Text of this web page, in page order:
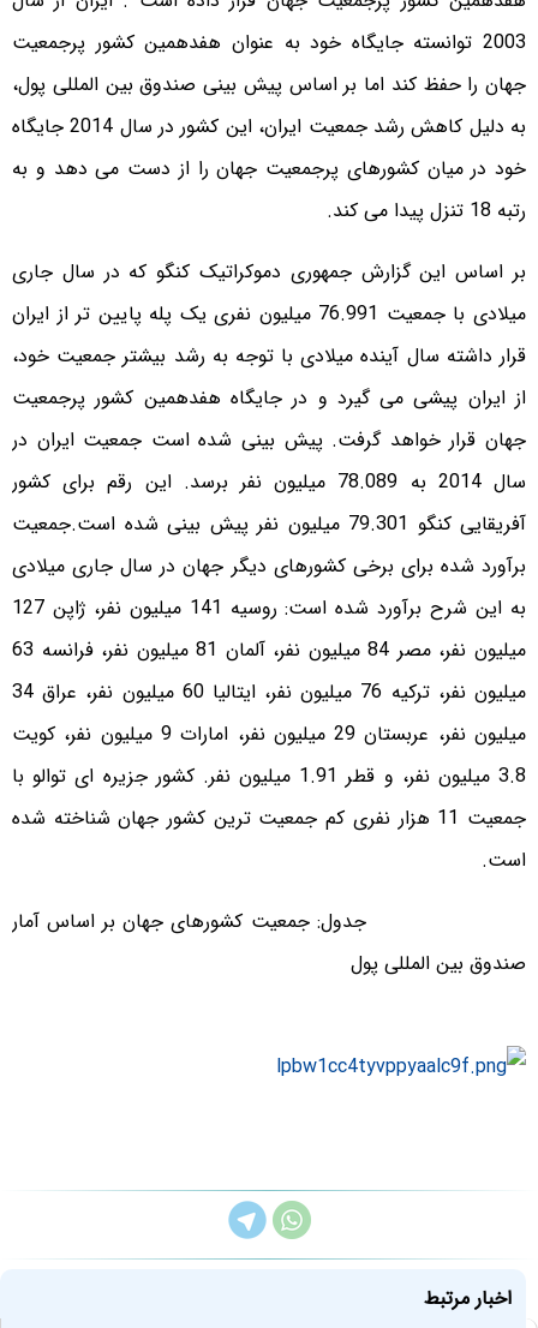
2003 توانسته جایگاه خود به عنوان هفدهمین کشور پرجمعیت
جهان را حفظ کند اما بر اساس پیش بینی صندوق بین المللی پول،
به دلیل کاهش رشد جمعیت ایران، این کشور در سال 2014 جایگاه
خود در میان کشورهای پرجمعیت جهان را از دست می دهد و به
رتبه 18 تنزل پیدا می کند.
بر اساس این گزارش جمهوری دموکراتیک کنگو که در سال جاری
میلادی با جمعیت 76.991 میلیون نفری یک پله پایین تر از ایران
قرار داشته سال آینده میلادی با توجه به رشد بیشتر جمعیت خود،
از ایران پیشی می گیرد و در جایگاه هفدهمین کشور پرجمعیت
جهان قرار خواهد گرفت. پیش بینی شده است جمعیت ایران در
سال 2014 به 78.089 میلیون نفر برسد. این رقم برای کشور
آفریقایی کنگو 79.301 میلیون نفر پیش بینی شده است.
جمعیت
برآورد شده برای برخی کشورهای دیگر جهان در سال جاری میلادی
به این شرح برآورد شده است: روسیه 141 میلیون نفر، ژاپن 127
میلیون نفر، مصر 84 میلیون نفر، آلمان 81 میلیون نفر، فرانسه 63
میلیون نفر، ترکیه 76 میلیون نفر، ایتالیا 60 میلیون نفر، عراق 34
میلیون نفر، عربستان 29 میلیون نفر، امارات 9 میلیون نفر، کویت
3.8 میلیون نفر،‌ و قطر 1.91 میلیون نفر.
کشور جزیره ای توالو با
جمعیت 11 هزار نفری کم جمعیت ترین کشور جهان شناخته شده
است.
جدول: جمعیت کشورهای جهان بر اساس آمار
صندوق بین المللی پول
اخبار مرتبط